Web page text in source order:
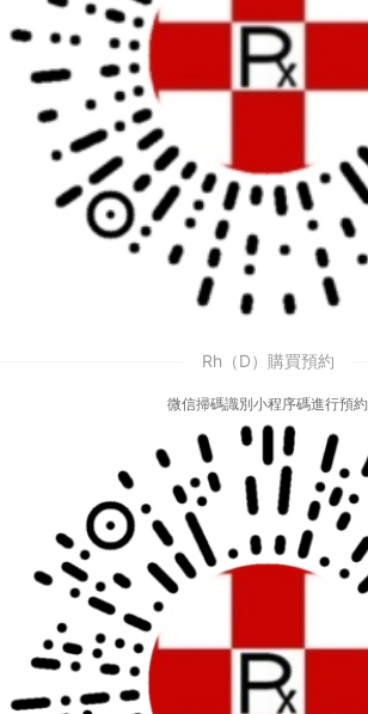
Rh（D）購買預約
微信掃碼識別小程序碼進行預約